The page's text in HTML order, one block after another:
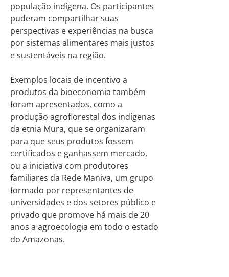
população indígena. Os participantes
puderam compartilhar suas
perspectivas e experiências na busca
por sistemas alimentares mais justos
e sustentáveis na região.
Exemplos locais de incentivo a
produtos da bioeconomia também
foram apresentados, como a
produção agroflorestal dos indígenas
da etnia Mura, que se organizaram
para que seus produtos fossem
certificados e ganhassem mercado,
ou a iniciativa com produtores
familiares da Rede Maniva, um grupo
formado por representantes de
universidades e dos setores público e
privado que promove há mais de 20
anos a agroecologia em todo o estado
do Amazonas.